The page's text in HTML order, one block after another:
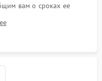
вам о сроках ее